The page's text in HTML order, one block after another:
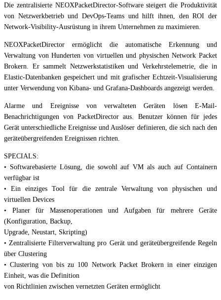
Die zentralisierte NEOXPacketDirector-Software steigert die Produktivität
von Netzwerkbetrieb und DevOps-Teams und hilft ihnen, den ROI der
Network-Visibility-Ausrüstung in ihrem Unternehmen zu maximieren.
NEOXPacketDirector ermöglicht die automatische Erkennung und
Verwaltung von Hunderten von virtuellen und physischen Network Packet
Brokern. Er sammelt Netzwerkstatistiken und Verkehrstelemetrie, die in
Elastic-Datenbanken gespeichert und mit grafischer Echtzeit-Visualisierung
unter Verwendung von Kibana- und Grafana-Dashboards angezeigt werden.
Alarme und Ereignisse von verwalteten Geräten lösen E-Mail-
Benachrichtigungen von PacketDirector aus. Benutzer können für jedes
Gerät unterschiedliche Ereignisse und Auslöser definieren, die sich nach den
geräteübergreifenden Ereignissen richten.
SPECIALS:
• Softwarebasierte Lösung, die sowohl auf VM als auch auf Containern
verfügbar ist
• Ein einziges Tool für die zentrale Verwaltung von physischen und
virtuellen Devices
• Planer für Massenoperationen und Aufgaben für mehrere Geräte
(Konfiguration, Backup,
Upgrade, Neustart, Skripting)
• Zentralisierte Filterverwaltung pro Gerät und geräteübergreifende Regeln
über Clustering
• Clustering von bis zu 100 Network Packet Brokern in einer einzigen
Einheit, was die Definition
von Richtlinien zwischen vernetzten Geräten ermöglicht